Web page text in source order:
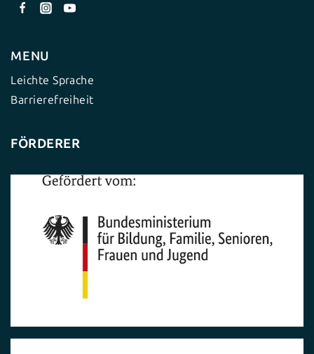
MENU
Leichte Sprache
Barrierefreiheit
FÖRDERER